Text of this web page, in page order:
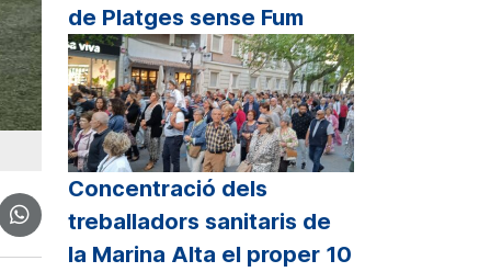
de Platges sense Fum
Concentració dels
treballadors sanitaris de
la Marina Alta el proper 10